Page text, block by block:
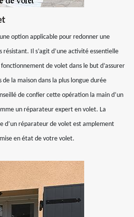
option applicable pour redonner une
résistant. Il s’agit d’une activité essentielle
de volet dans le but d’assurer
la maison dans la plus longue durée
de confier cette opération la main d’un
un réparateur expert en volet. La
d’un réparateur de volet est amplement
en état de votre volet.